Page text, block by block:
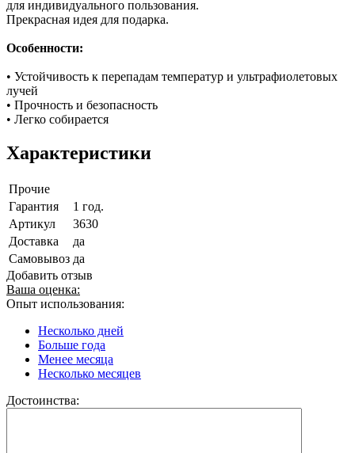
для индивидуального пользования.
Прекрасная идея для подарка.
Особенности:
• Устойчивость к перепадам температур и ультрафиолетовых
лучей
• Прочность и безопасность
• Легко собирается
Характеристики
Прочие
Гарантия
1 год.
Артикул
3630
Доставка
да
Самовывоз да
Добавить отзыв
Ваша оценка:
Опыт использования:
Несколько дней
Больше года
Менее месяца
Несколько месяцев
Достоинства: